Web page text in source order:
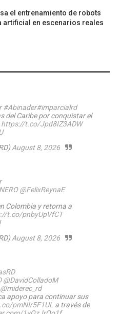
el entrenamiento de robots
artificial en escenarios reales
#Abinader#imparcialrd
del Caribe por conquistar el
https://t.co/Jpd8IZ3ADW
August 8, 2026
@FelixReynaE
Colombia y retorna a
t.co/pnbyUpVfCT
August 8, 2026
@DavidColladoM
@miderec_rd
apoyo para continuar sus
pmNIr5F1UL a través de